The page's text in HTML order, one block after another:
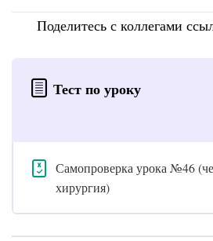
Поделитесь с коллегами
Тест по уроку
Самопроверка урока №46
хирургия)